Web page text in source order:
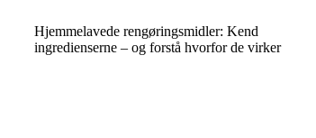
Hjemmelavede rengøringsmidler: Kend
ingredienserne – og forstå hvorfor de virker